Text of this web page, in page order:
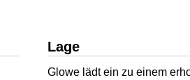
Lage
Glowe lädt ein zu einem